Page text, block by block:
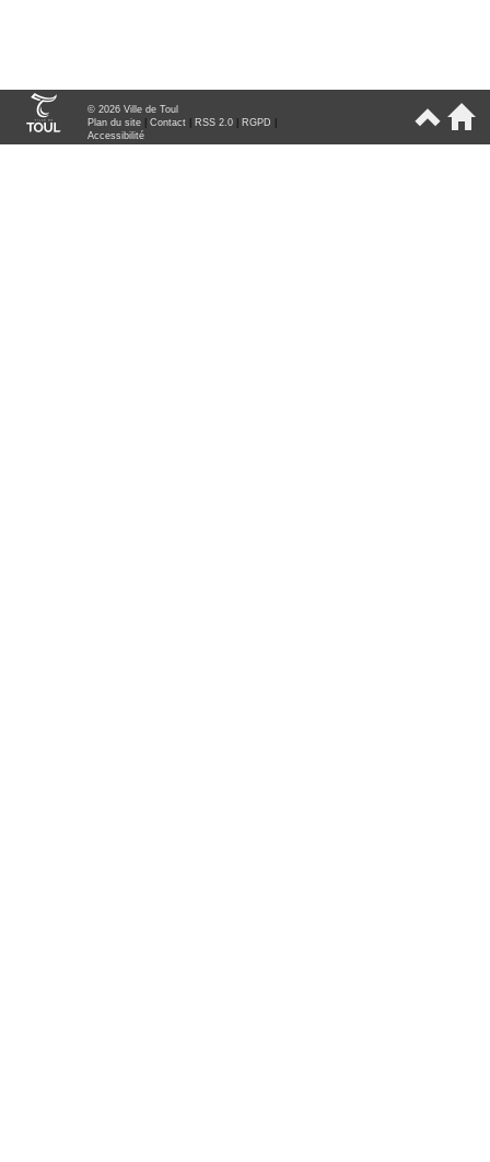
© 2026 Ville de Toul
Plan du site
Contact RSS 2.0 RGPD
Accessibilité